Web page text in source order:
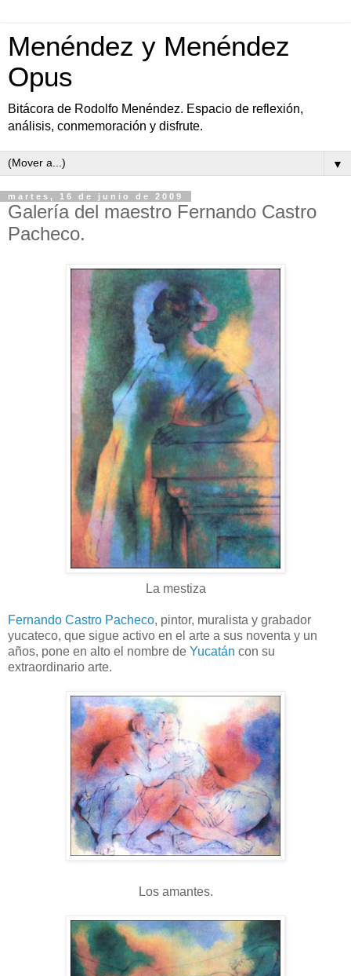
Menéndez y Menéndez
Opus
Bitácora de Rodolfo Menéndez. Espacio de reflexión,
análisis, conmemoración y disfrute.
▼
martes, 16 de junio de 2009
Galería del maestro Fernando Castro
Pacheco.
La mestiza
Fernando Castro Pacheco, pintor, muralista y grabador
yucateco, que sigue activo en el arte a sus noventa y un
años, pone en alto el nombre de Yucatán con su
extraordinario arte.
Los amantes.